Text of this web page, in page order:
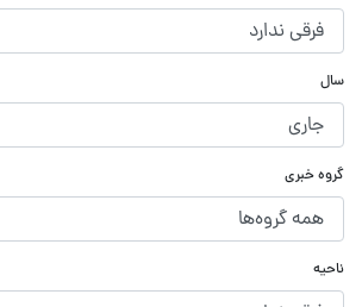
سال
گروه خبری
ناحیه